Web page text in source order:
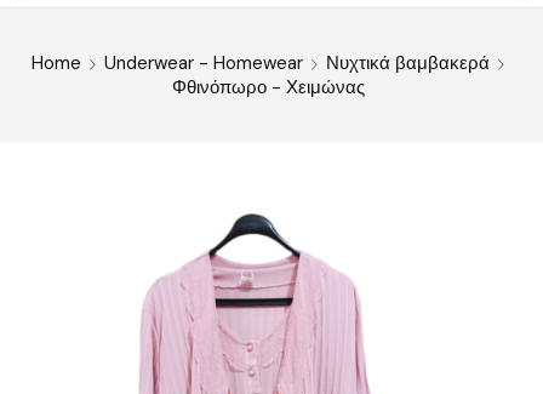
Home Underwear - Homewear
Νυχτικά βαμβακερά
Φθινόπωρο - Χειμώνας